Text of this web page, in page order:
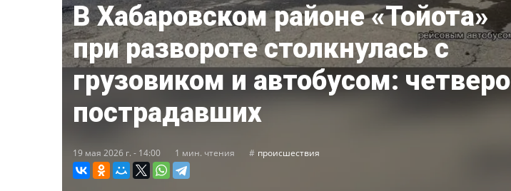
В Хабаровском районе «Тойота»
при развороте столкнулась с
грузовиком и автобусом: четверо
пострадавших
19 мая 2026 г. - 14:00 1 мин. чтения происшествия